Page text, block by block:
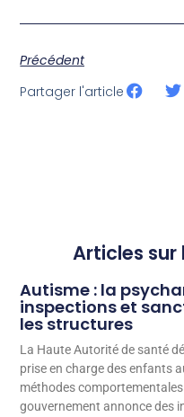
Précédent
Partager l'article
Articles
Autisme : la
inspections et
les structures
La Haute Autorité de santé
prise en charge des enfants
méthodes
gouvernement annonce des